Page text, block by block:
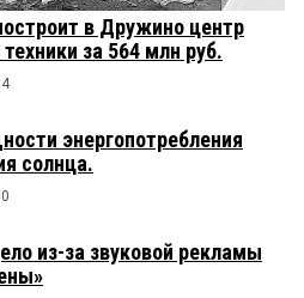
в Дружино центр
за 564 млн руб.
энергопотребления
солнца.
из-за звуковой рекламы